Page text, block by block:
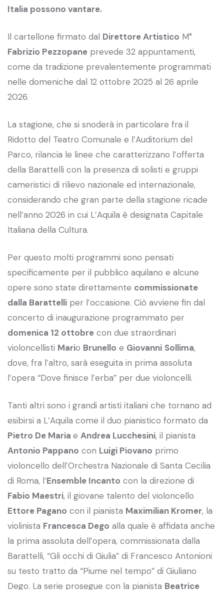
Italia possono vantare.
Il cartellone firmato dal Direttore Artistico M°
Fabrizio Pezzopane prevede 32 appuntamenti,
come da tradizione prevalentemente programmati
nelle domeniche dal 12 ottobre 2025 al 26 aprile
2026.
La stagione, che si snoderà in particolare fra il
Ridotto del Teatro Comunale e l’Auditorium del
Parco, rilancia le linee che caratterizzano l’offerta
della Barattelli con la presenza di solisti e gruppi
cameristici di rilievo nazionale ed internazionale,
considerando che gran parte della stagione ricade
nell’anno 2026 in cui L’Aquila è designata Capitale
Italiana della Cultura.
Per questo molti programmi sono pensati
specificamente per il pubblico aquilano e alcune
opere sono state direttamente commissionate
dalla Barattelli per l’occasione. Ciò avviene fin dal
concerto di inaugurazione programmato per
domenica 12 ottobre con due straordinari
violoncellisti Mario Brunello e Giovanni Sollima,
dove, fra l’altro, sarà eseguita in prima assoluta
l’opera “Dove finisce l’erba” per due violoncelli.
Tanti altri sono i grandi artisti italiani che tornano ad
esibirsi a L’Aquila come il duo pianistico formato da
Pietro De Maria e Andrea Lucchesini, il pianista
Antonio Pappano con Luigi Piovano primo
violoncello dell’Orchestra Nazionale di Santa Cecilia
di Roma, l’Ensemble Incanto con la direzione di
Fabio Maestri, il giovane talento del violoncello
Ettore Pagano con il pianista Maximilian Kromer, la
violinista Francesca Dego alla quale è affidata anche
la prima assoluta dell’opera, commissionata dalla
Barattelli, “Gli occhi di Giulia” di Francesco Antonioni
su testo tratto da “Piume nel tempo” di Giuliano
Dego. La serie prosegue con la pianista Beatrice